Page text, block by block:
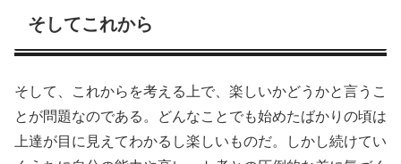
そしてこれから
そして、これからを考える上で、楽しいかどうかと言うこ
とが問題なのである。どんなことでも始めたばかりの頃は
上達が目に見えてわかるし楽しいものだ。しかし続けてい